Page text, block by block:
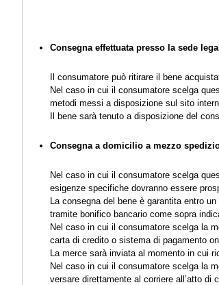
Consegna effettuata presso la sede
Il consumatore può ritirare il bene
Nel caso in cui il consumatore scelga
metodi messi a disposizione sul sito
Il bene sarà tenuto a disposizione del
Consegna a domicilio a mezzo
Nel caso in cui il consumatore scelga
esigenze specifiche dovranno essere
La consegna del bene è garantita entro
tramite bonifico bancario come sopra
Nel caso in cui il consumatore scelga la
carta di credito o sistema di pagamento
La merce sarà inviata al momento in cui
Nel caso in cui il consumatore scelga la
versare direttamente al corriere all’atto di